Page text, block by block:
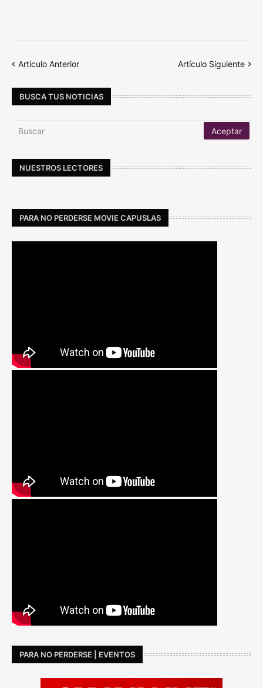
Artículo Anterior Artículo Siguiente
BUSCA TUS NOTICIAS
NUESTROS LECTORES
PARA NO PERDERSE MOVIE CAPUSLAS
PARA NO PERDERSE | EVENTOS